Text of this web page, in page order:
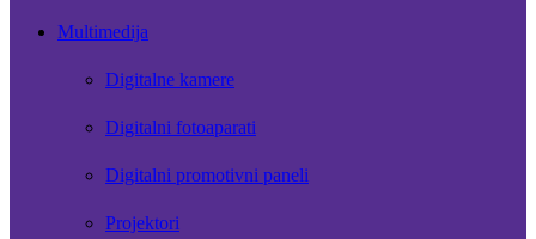
Multimedija
Digitalne kamere
Digitalni fotoaparati
Digitalni promotivni paneli
Projektori